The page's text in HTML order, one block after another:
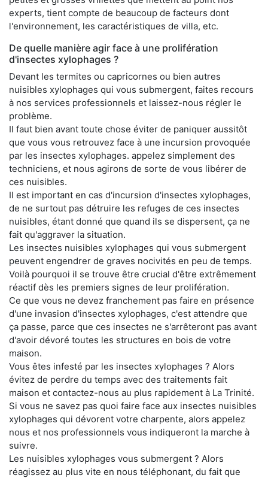
experts, tient compte de beaucoup de facteurs dont
l'environnement, les caractéristiques de villa, etc.
De quelle manière agir face à une prolifération
d'insectes xylophages ?
Devant les termites ou capricornes ou bien autres
nuisibles xylophages qui vous submergent, faites recours
à nos services professionnels et laissez-nous régler le
problème.
Il faut bien avant toute chose éviter de paniquer aussitôt
que vous vous retrouvez face à une incursion provoquée
par les insectes xylophages. appelez simplement des
techniciens, et nous agirons de sorte de vous libérer de
ces nuisibles.
Il est important en cas d'incursion d'insectes xylophages,
de ne surtout pas détruire les refuges de ces insectes
nuisibles, étant donné que quand ils se dispersent, ça ne
fait qu'aggraver la situation.
Les insectes nuisibles xylophages qui vous submergent
peuvent engendrer de graves nocivités en peu de temps.
Voilà pourquoi il se trouve être crucial d'être extrêmement
réactif dès les premiers signes de leur prolifération.
Ce que vous ne devez franchement pas faire en présence
d'une invasion d'insectes xylophages, c'est attendre que
ça passe, parce que ces insectes ne s'arrêteront pas avant
d'avoir dévoré toutes les structures en bois de votre
maison.
Vous êtes infesté par les insectes xylophages ? Alors
évitez de perdre du temps avec des traitements fait
maison et contactez-nous au plus rapidement à La Trinité.
Si vous ne savez pas quoi faire face aux insectes nuisibles
xylophages qui dévorent votre charpente, alors appelez
nous et nos professionnels vous indiqueront la marche à
suivre.
Les nuisibles xylophages vous submergent ? Alors
réagissez au plus vite en nous téléphonant, du fait que